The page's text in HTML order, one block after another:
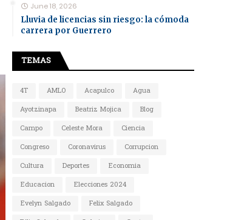
June 18, 2026
Lluvia de licencias sin riesgo: la cómoda
carrera por Guerrero
TEMAS
4T AMLO Acapulco
Agua
Ayotzinapa
Beatriz Mojica
Blog
Campo
Celeste Mora
Ciencia
Congreso
Coronavirus
Corrupcion
Cultura
Deportes
Economia
Educacion
Elecciones 2024
Evelyn Salgado
Felix Salgado